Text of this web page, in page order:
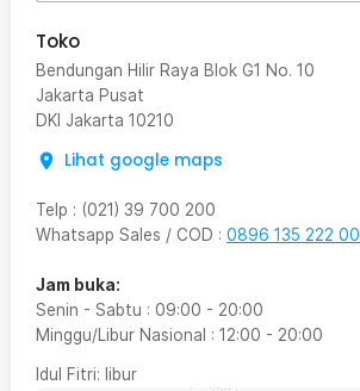
Toko
Bendungan Hilir Raya Blok G1 No. 10
Jakarta Pusat
DKI Jakarta 10210
Lihat google maps
Telp : (021) 39 700 200
Whatsapp Sales / COD : 0896 135 222 00
Jam buka:
Senin - Sabtu : 09:00 - 20:00
Minggu/Libur Nasional : 12:00 - 20:00
Idul Fitri: libur